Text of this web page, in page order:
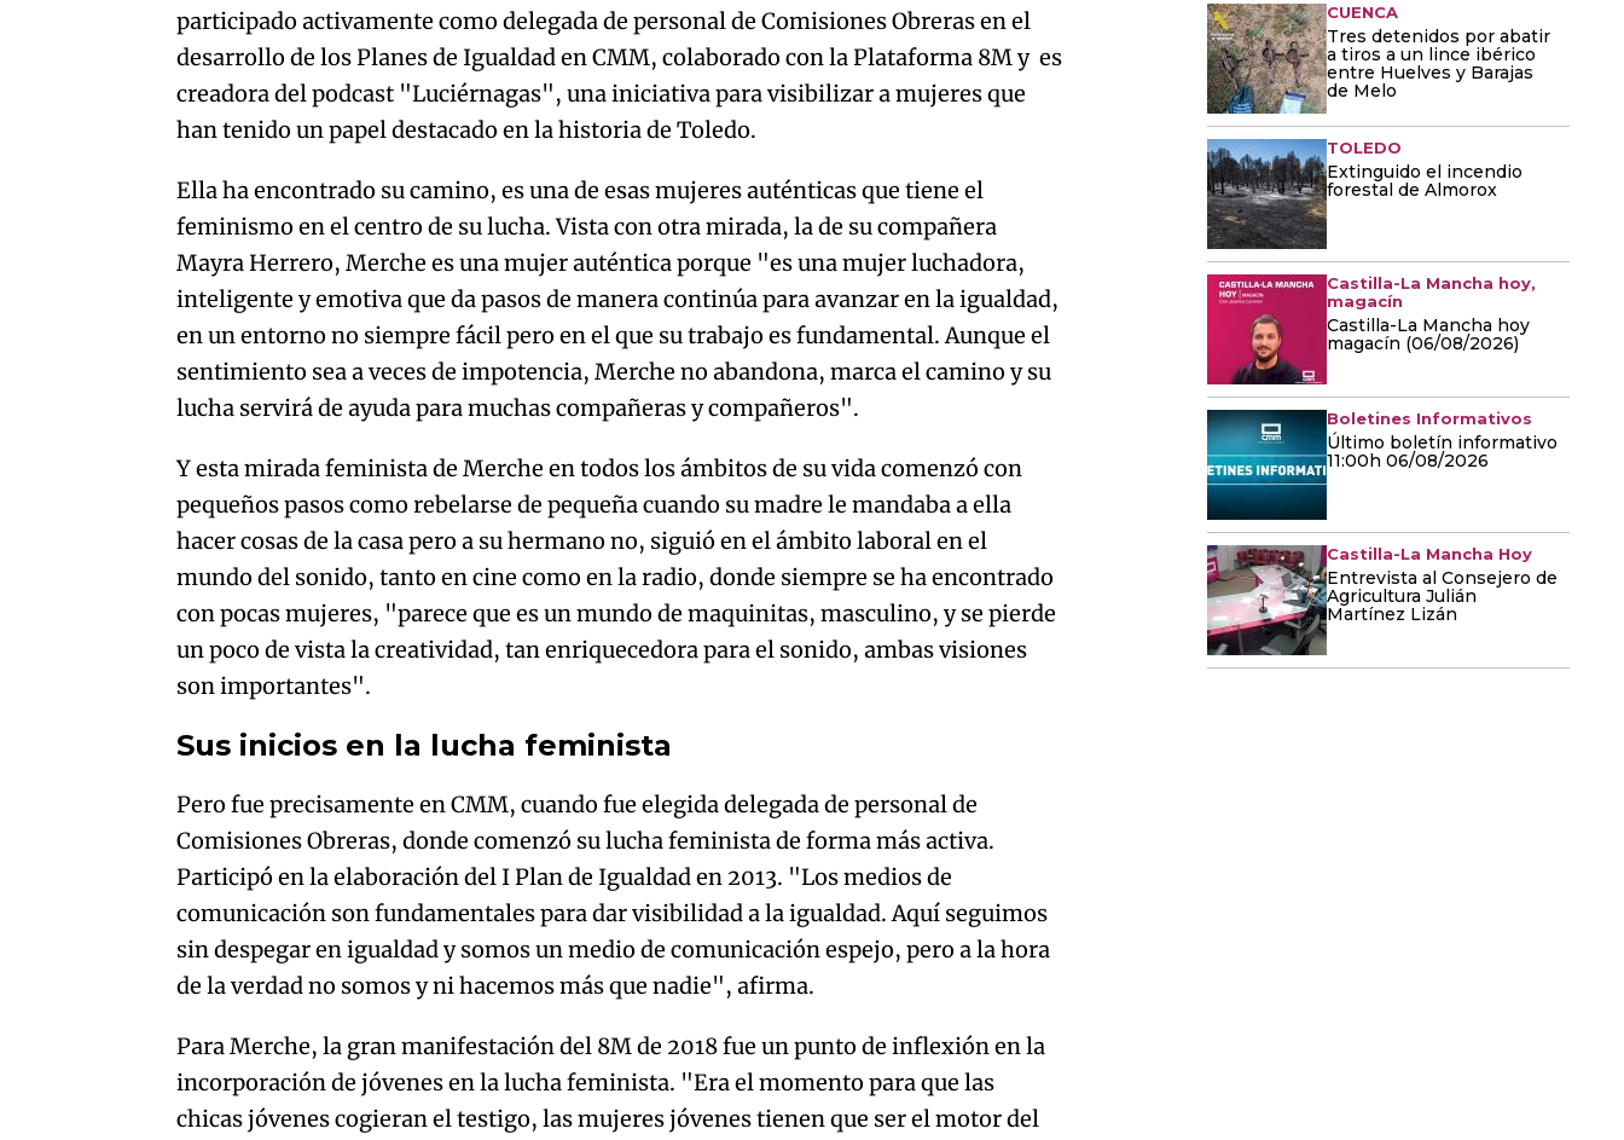
participado activamente como delegada de personal de Comisiones Obreras en el
desarrollo de los Planes de Igualdad en CMM, colaborado con la Plataforma 8M y es
creadora del podcast "Luciérnagas", una iniciativa para visibilizar a mujeres que
han tenido un papel destacado en la historia de Toledo.
Ella ha encontrado su camino, es una de esas mujeres auténticas que tiene el
feminismo en el centro de su lucha. Vista con otra mirada, la de su compañera
Mayra Herrero, Merche es una mujer auténtica porque "es una mujer luchadora,
inteligente y emotiva que da pasos de manera continúa para avanzar en la igualdad,
en un entorno no siempre fácil pero en el que su trabajo es fundamental. Aunque el
sentimiento sea a veces de impotencia, Merche no abandona, marca el camino y su
lucha servirá de ayuda para muchas compañeras y compañeros".
Y esta mirada feminista de Merche en todos los ámbitos de su vida comenzó con
pequeños pasos como rebelarse de pequeña cuando su madre le mandaba a ella
hacer cosas de la casa pero a su hermano no, siguió en el ámbito laboral en el
mundo del sonido, tanto en cine como en la radio, donde siempre se ha encontrado
con pocas mujeres, "parece que es un mundo de maquinitas, masculino, y se pierde
un poco de vista la creatividad, tan enriquecedora para el sonido, ambas visiones
son importantes".
Sus inicios en la lucha feminista
Pero fue precisamente en CMM, cuando fue elegida delegada de personal de
Comisiones Obreras, donde comenzó su lucha feminista de forma más activa.
Participó en la elaboración del I Plan de Igualdad en 2013. "Los medios de
comunicación son fundamentales para dar visibilidad a la igualdad. Aquí seguimos
sin despegar en igualdad y somos un medio de comunicación espejo, pero a la hora
de la verdad no somos y ni hacemos más que nadie", afirma.
Para Merche, la gran manifestación del 8M de 2018 fue un punto de inflexión en la
incorporación de jóvenes en la lucha feminista. "Era el momento para que las
chicas jóvenes cogieran el testigo, las mujeres jóvenes tienen que ser el motor del
CUENCA
Tres detenidos por abatir
a tiros a un lince ibérico
entre Huelves y Barajas
de Melo
TOLEDO
Extinguido el incendio
forestal de Almorox
Castilla-La Mancha hoy,
magacín
Castilla-La Mancha hoy
magacín (06/08/2026)
Boletines Informativos
Último boletín informativo
11:00h 06/08/2026
Castilla-La Mancha Hoy
Entrevista al Consejero de
Agricultura Julián
Martínez Lizán